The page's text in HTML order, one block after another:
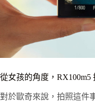
從女孩的角度，RX100m5
對於歐奇來說，拍照這件